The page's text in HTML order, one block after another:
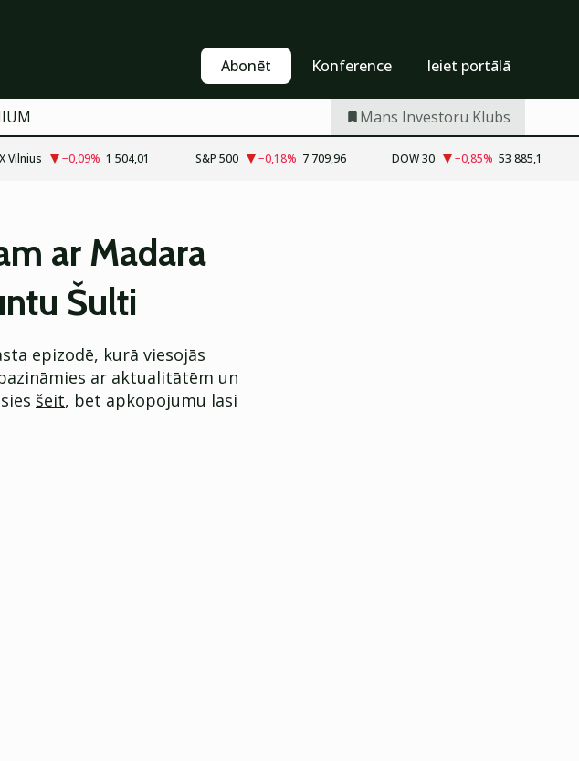
Abonēt Konference Ieiet portālā
Mans Investoru Klubs
Vilnius −0,09% 1 504,01 S&P 500 −0,18% 7 709,96 DOW 30 −0,85% 53 885,1
ar Madara
Šulti
epizodē, kurā viesojās
ar aktualitātēm un
šeit, bet apkopojumu lasi